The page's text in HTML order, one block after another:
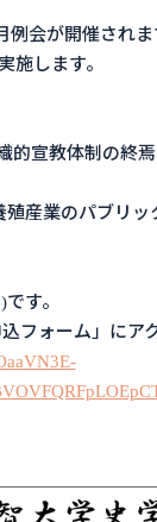
会が開催されま
施します。
的宣教体制の終
産業のパブリッ
す。
ォーム」にア